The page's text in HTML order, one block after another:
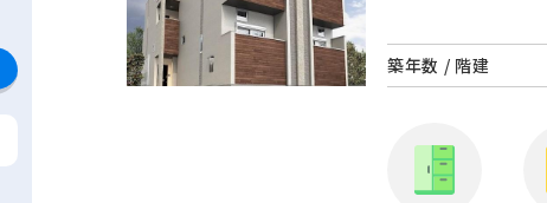
築年数 / 階建